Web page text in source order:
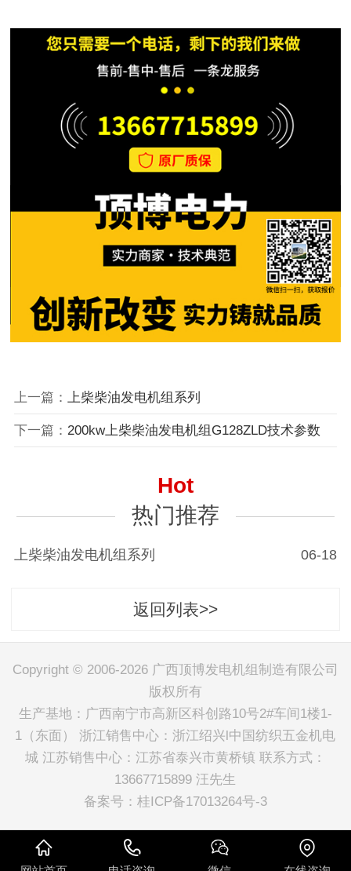
上一篇： 上柴柴油发电机组系列
下一篇： 200kw上柴柴油发电机组G128ZLD技术参数
Hot
热门推荐
上柴柴油发电机组系列 06-18
返回列表>>
Copyright © 2006-2026 广西顶博发电机组制造有限公司
版权所有
生产基地：广西南宁市高新区科创路10号2#车间1楼1-
1（东面） 浙江销售中心：浙江绍兴l中国纺织五金机电
城 江苏销售中心：江苏省泰兴市黄桥镇 联系方式：
13667715899 汪先生
备案号： 桂ICP备17013264号-3